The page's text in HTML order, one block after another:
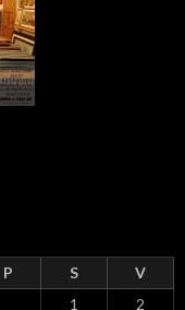
P S
V
1
2